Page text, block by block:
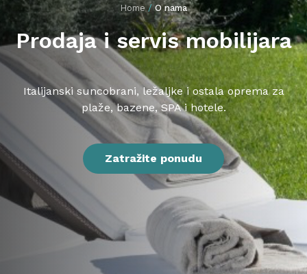
Home / O nama
Prodaja i servis mobilijara
Italijanski suncobrani, ležaljke i ostala oprema za
plaže, bazene, SPA i hotele.
Zatražite ponudu